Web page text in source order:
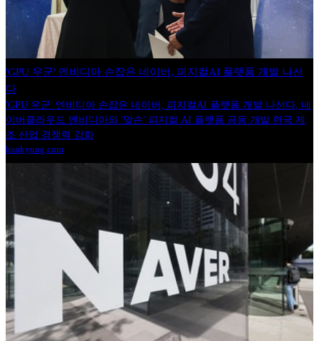
'GPU 우군' 엔비디아 손잡은 네이버, 피지컬AI 플랫폼 개발 나선
다
'GPU 우군' 엔비디아 손잡은 네이버, 피지컬AI 플랫폼 개발 나선다, 네
이버클라우드 엔비디아와 '맞손' 피지컬 AI 플랫폼 공동 개발 한국 제
조 산업 경쟁력 강화
hankyung.com